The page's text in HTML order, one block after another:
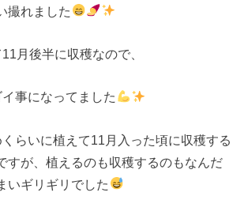
撮れました
月後半に収穫なので、
事になってました
らいに植えて11月入った頃に収穫する
すが、植えるのも収穫するのもなんだ
いギリギリでした